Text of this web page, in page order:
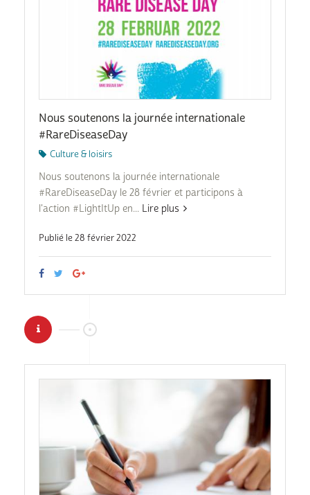
Nous soutenons la journée internationale
#RareDiseaseDay
Culture & loisirs
Nous soutenons la journée internationale
#RareDiseaseDay le 28 février et participons à
l'action #LightItUp en... Lire plus
Publié le 28 février 2022